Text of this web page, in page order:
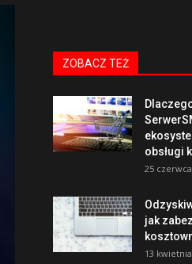
ZOBACZ TEŻ
obsługi
25
jak
13